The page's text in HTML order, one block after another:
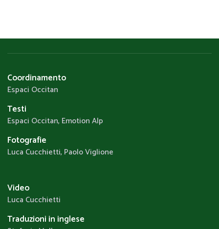
Coordinamento
Espaci Occitan
Testi
Espaci Occitan, Emotion Alp
Fotografie
Luca Cucchietti, Paolo Viglione
Video
Luca Cucchietti
Traduzioni in inglese